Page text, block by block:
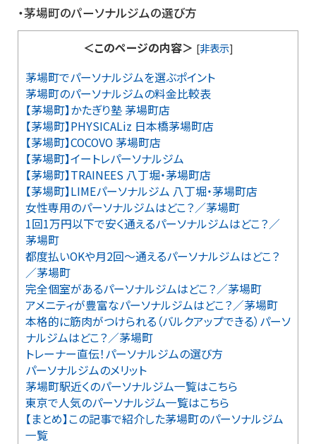
・茅場町のパーソナルジムの選び方
＜このページの内容＞ [非表示]
茅場町でパーソナルジムを選ぶポイント
茅場町のパーソナルジムの料金比較表
【茅場町】かたぎり塾 茅場町店
【茅場町】PHYSICALiz 日本橋茅場町店
【茅場町】COCOVO 茅場町店
【茅場町】イートレパーソナルジム
【茅場町】TRAINEES 八丁堀・茅場町店
【茅場町】LIMEパーソナルジム 八丁堀・茅場町店
女性専用のパーソナルジムはどこ？／茅場町
1回1万円以下で安く通えるパーソナルジムはどこ？／
茅場町
都度払いOKや月2回～通えるパーソナルジムはどこ？
／茅場町
完全個室があるパーソナルジムはどこ？／茅場町
アメニティが豊富なパーソナルジムはどこ？／茅場町
本格的に筋肉がつけられる（バルクアップできる）パーソ
ナルジムはどこ？／茅場町
トレーナー直伝！パーソナルジムの選び方
パーソナルジムのメリット
茅場町駅近くのパーソナルジム一覧はこちら
東京で人気のパーソナルジム一覧はこちら
【まとめ】この記事で紹介した茅場町のパーソナルジム
一覧